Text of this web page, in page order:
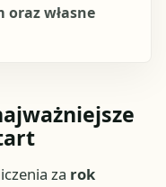
oraz własne
za rok